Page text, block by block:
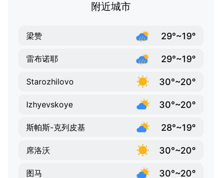
附近城市
梁赞 29°~19°
雷布诺耶 29°~19°
Starozhilovo 30°~20°
Izhyevskoye 30°~20°
斯帕斯-克列皮基 28°~19°
席洛沃 30°~20°
图马 30°~20°